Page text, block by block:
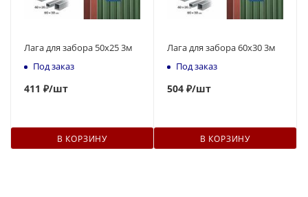
Лага для забора 50х25 3м
Под заказ
411 ₽/шт
В КОРЗИНУ
Лага для забора 60х30 3м
Под заказ
504 ₽/шт
В КОРЗИНУ